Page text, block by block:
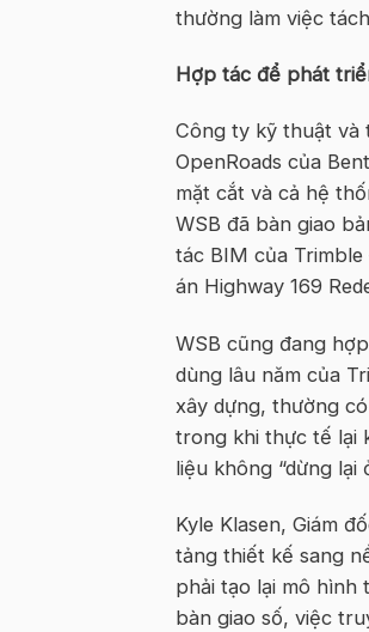
thường làm việc
Hợp tác để phát
Công ty kỹ thuật và
OpenRoads của
mặt cắt và cả hệ
WSB đã bàn giao
tác BIM của
án Highway 169
WSB cũng đang
dùng lâu năm của
xây dựng, thường
trong khi thực tế lại
liệu không “dừng lại
Kyle Klasen, Giám
tảng thiết kế sang
phải tạo lại mô hình
bàn giao số, việc